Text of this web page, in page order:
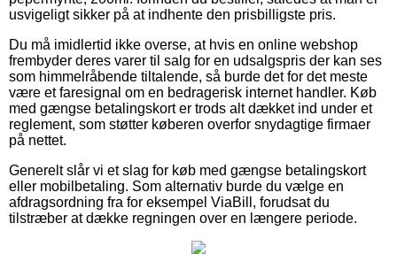
usvigeligt sikker på at indhente den prisbilligste pris.
Du må imidlertid ikke overse, at hvis en online webshop
frembyder deres varer til salg for en udsalgspris der kan ses
som himmelråbende tiltalende, så burde det for det meste
være et faresignal om en bedragerisk internet handler. Køb
med gængse betalingskort er trods alt dækket ind under et
reglement, som støtter køberen overfor snydagtige firmaer
på nettet.
Generelt slår vi et slag for køb med gængse betalingskort
eller mobilbetaling. Som alternativ burde du vælge en
afdragsordning fra for eksempel ViaBill, forudsat du
tilstræber at dække regningen over en længere periode.